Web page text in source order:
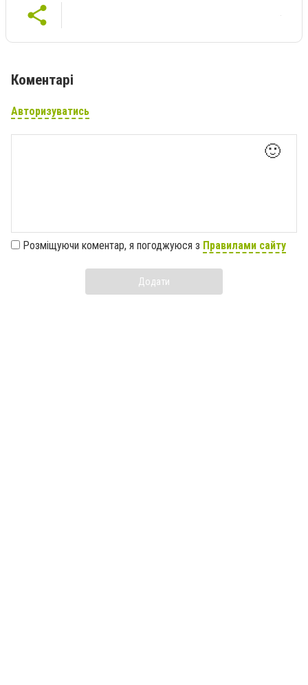
Коментарі
Авторизуватись
🙂
Розміщуючи коментар, я погоджуюся з Правилами сайту
Додати